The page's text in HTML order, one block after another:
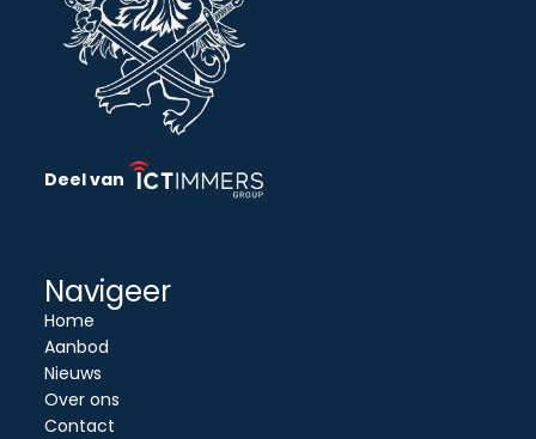
Deel van
Navigeer
Home
Aanbod
Nieuws
Over ons
Contact